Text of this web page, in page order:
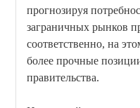
прогнозируя
заграничных рынков
соответственно, на
более прочные
правительства.